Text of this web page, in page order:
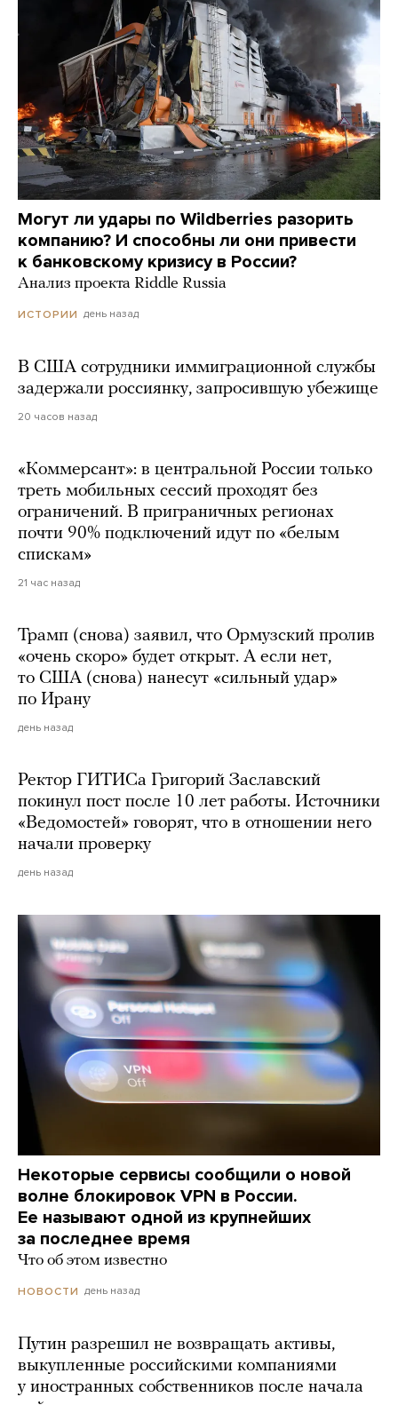
Могут ли удары по Wildberries разорить
компанию? И способны ли они привести
к банковскому кризису в России?
Анализ проекта Riddle Russia
ИСТОРИИ день назад
В США сотрудники иммиграционной службы
задержали россиянку, запросившую убежище
20 часов назад
«Коммерсант»: в центральной России только
треть мобильных сессий проходят без
ограничений. В приграничных регионах
почти 90% подключений идут по «белым
спискам»
21 час назад
Трамп (снова) заявил, что Ормузский пролив
«очень скоро» будет открыт. А если нет,
то США (снова) нанесут «сильный удар»
по Ирану
день назад
Ректор ГИТИСа Григорий Заславский
покинул пост после 10 лет работы. Источники
«Ведомостей» говорят, что в отношении него
начали проверку
день назад
Некоторые сервисы сообщили о новой
волне блокировок VPN в России.
Ее называют одной из крупнейших
за последнее время
Что об этом известно
НОВОСТИ день назад
Путин разрешил не возвращать активы,
выкупленные российскими компаниями
у иностранных собственников после начала